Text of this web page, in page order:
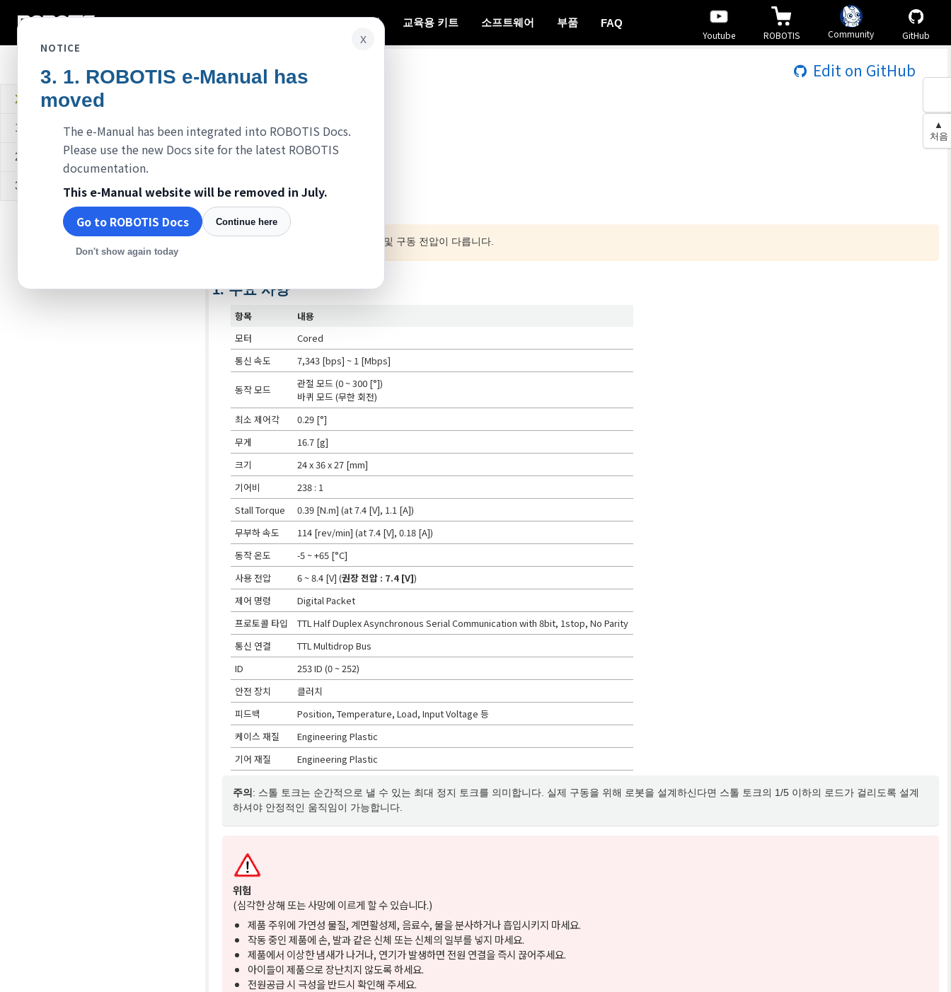
다이나믹셀 시스템 교육용 키트 소프트웨어 부품
FAQ
Youtube
ROBOTIS Community GitHub
▲
처음
XL-320
1. 주요 사양
2. 컨트롤 테이블
3. 참고자료
Edit on GitHub
XL320
: 올로 감속, 서보 모터와 사이즈및 구동 전압이 다릅니다.
주요 사양
항목
내용
모터
Cored
통신 속도
7,343 [bps] ~ 1 [Mbps]
동작 모드
관절 모드 (0 ~ 300 [°])
바퀴 모드 (무한 회전)
최소 제어각
0.29 [°]
무게
16.7 [g]
크기
24 x 36 x 27 [mm]
기어비
238 : 1
Stall Torque
0.39 [N.m] (at 7.4 [V], 1.1 [A])
무부하 속도
114 [rev/min] (at 7.4 [V], 0.18 [A])
동작 온도
-5 ~ +65 [°C]
사용 전압
6 ~ 8.4 [V] (권장 전압 : 7.4 [V])
제어 명령
Digital Packet
프로토콜 타입
TTL Half Duplex Asynchronous Serial Communication with 8bit, 1stop, No Parity
통신 연결
TTL Multidrop Bus
ID
253 ID (0 ~ 252)
안전 장치
클러치
피드백
Position, Temperature, Load, Input Voltage 등
케이스 재질
Engineering Plastic
기어 재질
Engineering Plastic
주의 : 스톨 토크는 순간적으로 낼 수 있는 최대 정지 토크를 의미합니다. 실제 구동을 위해 로봇을 설계하신다면 스톨 토크의 1/5 이하의 로드가 걸리도록 설계
하셔야 안정적인 움직임이 가능합니다.
위험
(심각한 상해 또는 사망에 이르게 할 수 있습니다.)
제품 주위에 가연성 물질, 계면활성제, 음료수, 물을 분사하거나 흡입시키지 마세요.
작동 중인 제품에 손, 발과 같은 신체 또는 신체의 일부를 넣지 마세요.
제품에서 이상한 냄새가 나거나, 연기가 발생하면 전원 연결을 즉시 끊어주세요.
아이들이 제품으로 장난치지 않도록 하세요.
전원공급 시 극성을 반드시 확인해 주세요.
x
NOTICE
ROBOTIS e-Manual has
moved
The e-Manual has been integrated into ROBOTIS Docs.
Please use the new Docs site for the latest ROBOTIS
documentation.
This e-Manual website will be removed in July.
Go to ROBOTIS Docs
Continue here
Don't show again today